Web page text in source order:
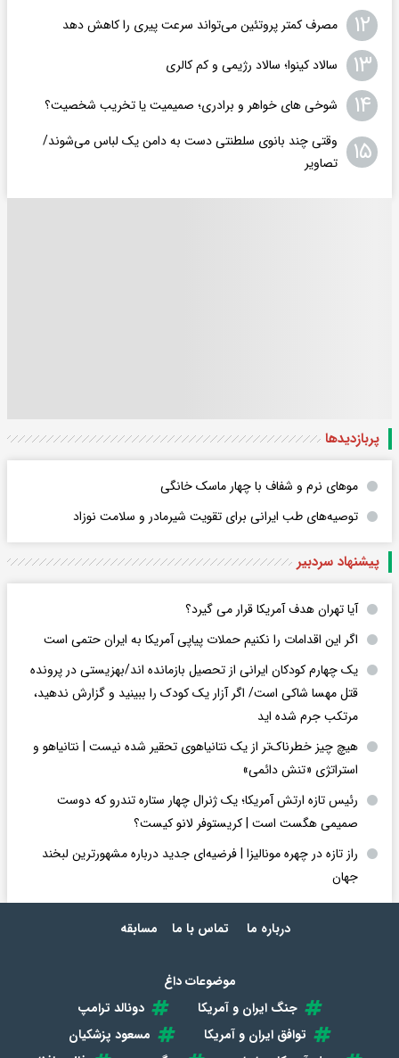
۱۲ مصرف کمتر پروتئین می‌تواند سرعت پیری را کاهش دهد
۱۳ سالاد کینوا؛ سالاد رژیمی و کم کالری
۱۴ شوخی های خواهر و برادری؛ صمیمیت یا تخریب شخصیت؟
۱۵
وقتی چند بانوی سلطنتی دست به دامن یک لباس می‌شوند/
تصاویر
پربازدید‌ها
موهای نرم و شفاف با چهار ماسک خانگی
توصیه‌های طب ایرانی برای تقویت شیرمادر و سلامت نوزاد
پیشنهاد سردبیر
آیا تهران هدف آمریکا قرار می گیرد؟
اگر این اقدامات را نکنیم حملات پیاپی آمریکا به ایران حتمی است
یک چهارم کودکان ایرانی از تحصیل بازمانده اند/بهزیستی در پرونده
قتل مهسا شاکی است/ اگر آزار یک کودک را ببینید و گزارش ندهید،
مرتکب جرم شده اید
هیچ چیز خطرناک‌تر از یک نتانیاهوی تحقیر شده نیست | نتانیاهو و
استراتژی «تنش دائمی»
رئیس تازه ارتش آمریکا؛ یک ژنرال چهار ستاره تندرو که دوست
صمیمی هگست است | کریستوفر لانو کیست؟
راز تازه در چهره مونالیزا | فرضیه‌ای جدید درباره مشهورترین لبخند
جهان
درباره ما تماس با ما مسابقه
موضوعات داغ
جنگ ایران و آمریکا
دونالد ترامپ
توافق ایران و آمریکا
مسعود پزشکیان